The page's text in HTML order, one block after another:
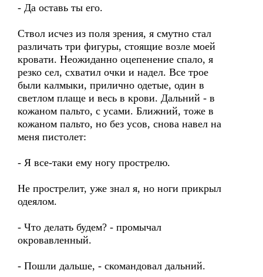
- Да оставь ты его.
Ствол исчез из поля зрения, я смутно стал
различать три фигуры, стоящие возле моей
кровати. Неожиданно оцепенение спало, я
резко сел, схватил очки и надел. Все трое
были калмыки, прилично одетые, один в
светлом плаще и весь в крови. Дальний - в
кожаном пальто, с усами. Ближний, тоже в
кожаном пальто, но без усов, снова навел на
меня пистолет:
- Я все-таки ему ногу прострелю.
Не прострелит, уже знал я, но ноги прикрыл
одеялом.
- Что делать будем? - промычал
окровавленный.
- Пошли дальше, - скомандовал дальний.